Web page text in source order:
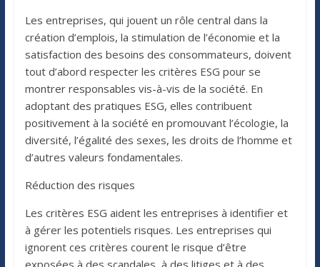
Les entreprises, qui jouent un rôle central dans la
création d’emplois, la stimulation de l’économie et la
satisfaction des besoins des consommateurs, doivent
tout d’abord respecter les critères ESG pour se
montrer responsables vis-à-vis de la société. En
adoptant des pratiques ESG, elles contribuent
positivement à la société en promouvant l’écologie, la
diversité, l’égalité des sexes, les droits de l’homme et
d’autres valeurs fondamentales.
Réduction des risques
Les critères ESG aident les entreprises à identifier et
à gérer les potentiels risques. Les entreprises qui
ignorent ces critères courent le risque d’être
exposées à des scandales, à des litiges et à des